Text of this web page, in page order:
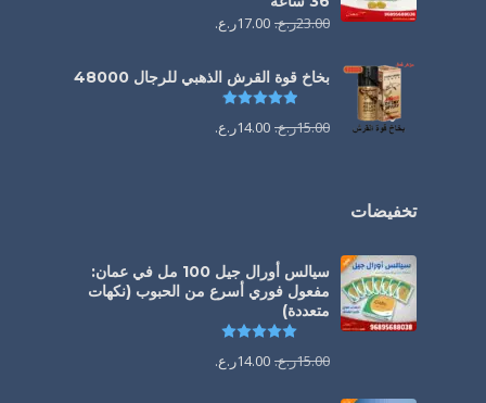
23.00ر.ع. 17.00ر.ع.
بخاخ قوة القرش الذهبي للرجال 48000
تم التقييم
15.00ر.ع. 14.00ر.ع.
تخفيضات
سيالس أورال جيل 100 مل في عمان:
مفعول فوري أسرع من الحبوب (نكهات
متعددة)
15.00ر.ع. 14.00ر.ع.